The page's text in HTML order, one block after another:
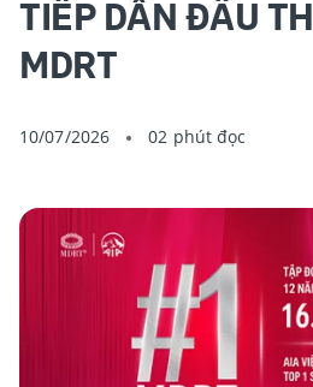
TIẾP DẪN ĐẦU
MDRT
10/07/2026 02 phút đọc